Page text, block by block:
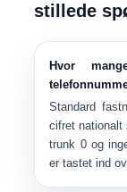
stillede
Hvor
Standard
cifret nationalt
trunk 0 og
er tastet ind